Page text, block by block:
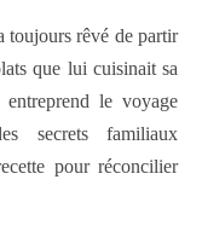
toujours rêvé de partir
que lui cuisinait sa
le voyage
secrets familiaux
pour réconcilier